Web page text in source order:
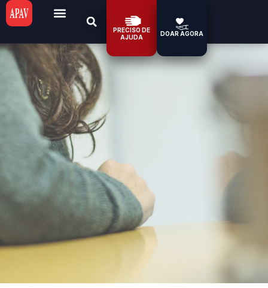
PRECISO DE
AJUDA
DOAR AGORA